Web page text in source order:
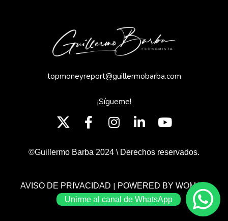
topmoneyreport@guillermobarba.com
¡Sígueme!
©Guillermo Barba 2024 \ Derechos reservados.
AVISO DE PRIVACIDAD | POWERED BY WOMGP
Unirme al canal de WhatsApp